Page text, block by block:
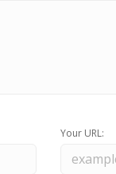
Your URL: